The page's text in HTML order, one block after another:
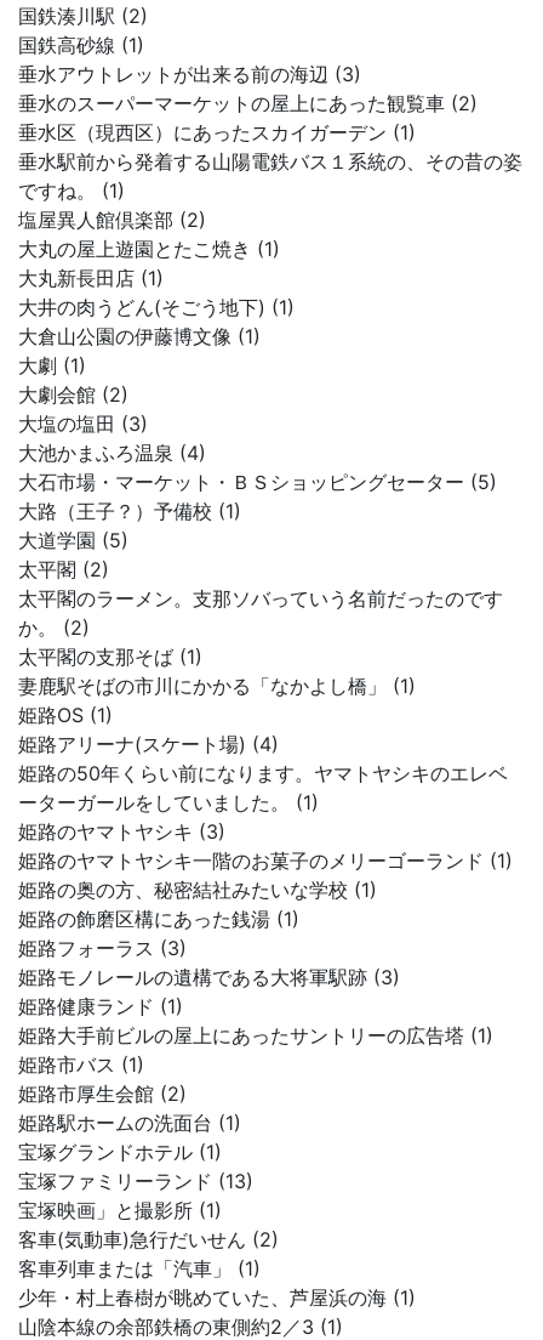
国鉄湊川駅 (2)
国鉄高砂線 (1)
垂水アウトレットが出来る前の海辺 (3)
垂水のスーパーマーケットの屋上にあった観覧車 (2)
垂水区（現西区）にあったスカイガーデン (1)
垂水駅前から発着する山陽電鉄バス１系統の、その昔の姿
ですね。 (1)
塩屋異人館倶楽部 (2)
大丸の屋上遊園とたこ焼き (1)
大丸新長田店 (1)
大井の肉うどん(そごう地下) (1)
大倉山公園の伊藤博文像 (1)
大劇 (1)
大劇会館 (2)
大塩の塩田 (3)
大池かまふろ温泉 (4)
大石市場・マーケット・ＢＳショッピングセーター (5)
大路（王子？）予備校 (1)
大道学園 (5)
太平閣 (2)
太平閣のラーメン。支那ソバっていう名前だったのです
か。 (2)
太平閣の支那そば (1)
妻鹿駅そばの市川にかかる「なかよし橋」 (1)
姫路OS (1)
姫路アリーナ(スケート場) (4)
姫路の50年くらい前になります。ヤマトヤシキのエレベ
ーターガールをしていました。 (1)
姫路のヤマトヤシキ (3)
姫路のヤマトヤシキ一階のお菓子のメリーゴーランド (1)
姫路の奥の方、秘密結社みたいな学校 (1)
姫路の飾磨区構にあった銭湯 (1)
姫路フォーラス (3)
姫路モノレールの遺構である大将軍駅跡 (3)
姫路健康ランド (1)
姫路大手前ビルの屋上にあったサントリーの広告塔 (1)
姫路市バス (1)
姫路市厚生会館 (2)
姫路駅ホームの洗面台 (1)
宝塚グランドホテル (1)
宝塚ファミリーランド (13)
宝塚映画」と撮影所 (1)
客車(気動車)急行だいせん (2)
客車列車または「汽車」 (1)
少年・村上春樹が眺めていた、芦屋浜の海 (1)
山陰本線の余部鉄橋の東側約2／3 (1)